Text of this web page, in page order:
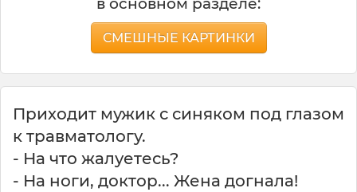
СМЕШНЫЕ КАРТИНКИ
Приходит мужик с синяком под глазом
к травматологу.
- На что жалуетесь?
- На ноги, доктор... Жена догнала!